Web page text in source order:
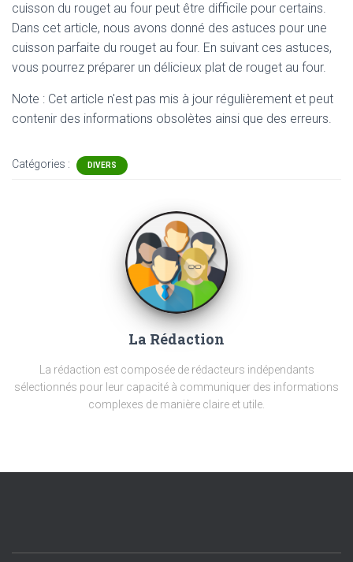
cuisson du rouget au four peut être difficile pour certains.
Dans cet article, nous avons donné des astuces pour une
cuisson parfaite du rouget au four. En suivant ces astuces,
vous pourrez préparer un délicieux plat de rouget au four.
Note : Cet article n'est pas mis à jour régulièrement et peut
contenir des informations obsolètes ainsi que des erreurs.
Catégories : DIVERS
La Rédaction
La rédaction est composée de rédacteurs indépendants
sélectionnés pour leur capacité à communiquer des informations
complexes de manière claire et utile.